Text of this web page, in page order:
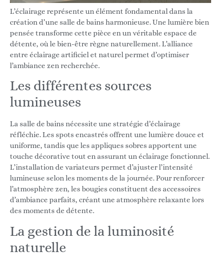
L’éclairage représente un élément fondamental dans la
création d’une salle de bains harmonieuse. Une lumière bien
pensée transforme cette pièce en un véritable espace de
détente, où le bien-être règne naturellement. L’alliance
entre éclairage artificiel et naturel permet d’optimiser
l’ambiance zen recherchée.
Les différentes sources
lumineuses
La salle de bains nécessite une stratégie d’éclairage
réfléchie. Les spots encastrés offrent une lumière douce et
uniforme, tandis que les appliques sobres apportent une
touche décorative tout en assurant un éclairage fonctionnel.
L’installation de variateurs permet d’ajuster l’intensité
lumineuse selon les moments de la journée. Pour renforcer
l’atmosphère zen, les bougies constituent des accessoires
d’ambiance parfaits, créant une atmosphère relaxante lors
des moments de détente.
La gestion de la luminosité
naturelle